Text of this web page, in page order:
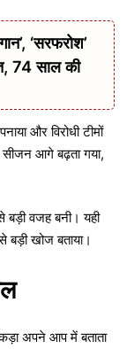
‘सरफरोश’
74 साल की
और विरोधी टीमों
आगे बढ़ता गया,
बड़ी वजह बनी। यही
बड़ी खोज बताया।
अपने आप में बताता